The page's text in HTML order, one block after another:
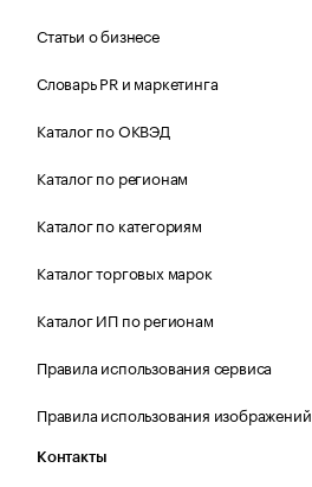
Статьи о бизнесе
Словарь PR и маркетинга
Каталог по ОКВЭД
Каталог по регионам
Каталог по категориям
Каталог торговых марок
Каталог ИП по регионам
Правила использования сервиса
Правила использования изображений
Контакты